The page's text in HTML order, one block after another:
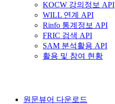
KOCW 강의정보 API
WILL 연계 API
Rinfo 통계정보 API
FRIC 검색 API
SAM 분석활용 API
활용 및 참여 현황
원문뷰어 다운로드